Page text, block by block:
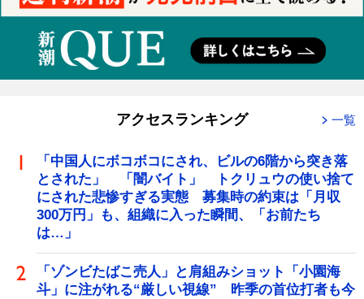
アクセスランキング 一覧
「中国人にボコボコにされ、ビルの6階から突き落
とされた」 「闇バイト」 トクリュウの使い捨て
にされた悲惨すぎる実態 募集時の約束は「月収
300万円」も、組織に入った瞬間、「お前たち
は…」
「ゾンビたばこ売人」と肩組みショット「小園海
斗」に注がれる“厳しい視線” 昨季の首位打者も今